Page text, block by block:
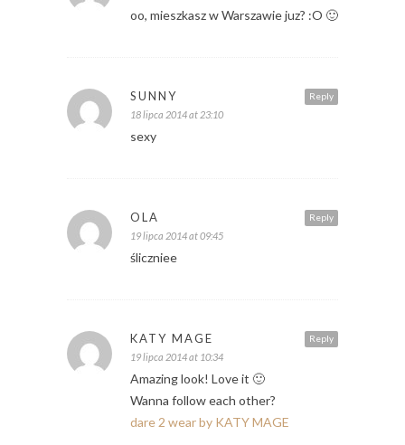
oo, mieszkasz w Warszawie juz? :O 🙂
Reply
SUNNY
18 lipca 2014 at 23:10
sexy
Reply
OLA
19 lipca 2014 at 09:45
śliczniee
Reply
KATY MAGE
19 lipca 2014 at 10:34
Amazing look! Love it 🙂
Wanna follow each other?
dare 2 wear by KATY MAGE